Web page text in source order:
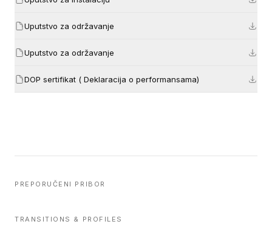
Uputstvo za održavanje
Uputstvo za održavanje
DOP sertifikat ( Deklaracija o performansama)
PREPORUČENI PRIBOR
TRANSITIONS & PROFILES